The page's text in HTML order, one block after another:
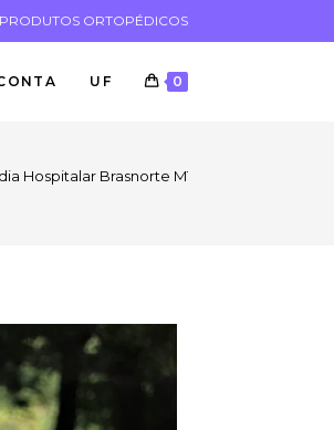
ORTOPÉDICOS
UF 0
Hospitalar Brasnorte MT